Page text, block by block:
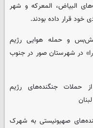
البیاض، المعرکه و شهر
خود قرار داده بودند.
و حمله هوایی رژیم
در شهرستان صور در جنوب
حملات جنگنده‌های رژیم
صهیونیستی به شهرک